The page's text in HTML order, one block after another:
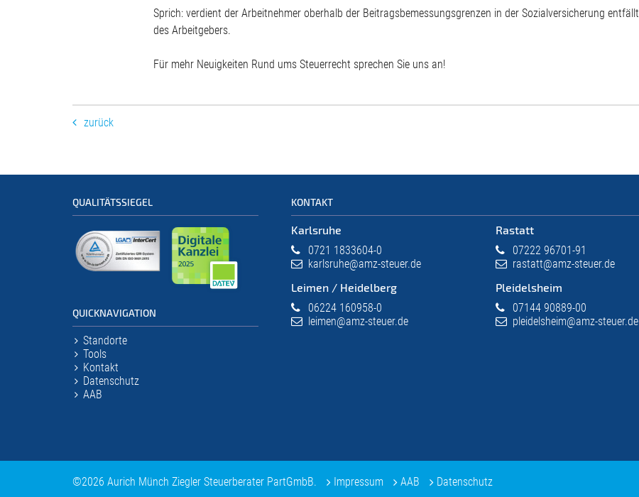
Sprich: verdient der Arbeitnehmer oberhalb der Beitragsbemessungsgrenzen in der Sozialversicherung entfällt
des Arbeitgebers.
Für mehr Neuigkeiten Rund ums Steuerrecht sprechen Sie uns an!
zurück
QUALITÄTSSIEGEL
QUICKNAVIGATION
Standorte
Tools
Kontakt
Datenschutz
AAB
KONTAKT
Karlsruhe
0721 1833604-0
karlsruhe@amz-steuer.de
Leimen / Heidelberg
06224 160958-0
leimen@amz-steuer.de
Rastatt
07222 96701-91
rastatt@amz-steuer.de
Pleidelsheim
07144 90889-00
pleidelsheim@amz-steuer.de
©2026 Aurich Münch Ziegler Steuerberater PartGmbB. Impressum AAB Datenschutz